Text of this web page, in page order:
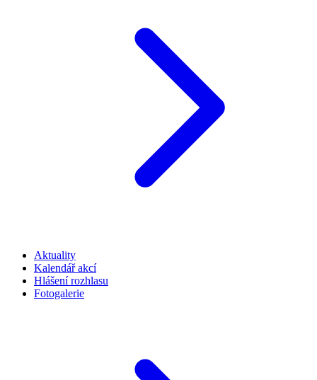
Aktuality
Kalendář akcí
Hlášení rozhlasu
Fotogalerie